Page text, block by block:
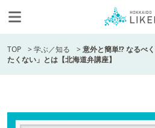
TOP >学ぶ／知る >意外と簡単!? なるべ
たくない」とは【北海道弁講座】